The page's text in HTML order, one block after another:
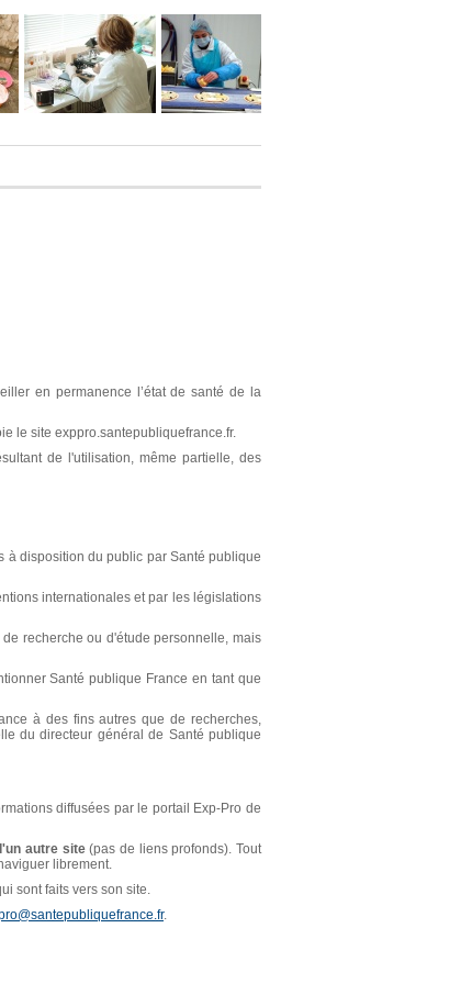
en permanence l’état de santé de la
le site exppro.santepubliquefrance.fr.
de l'utilisation, même partielle, des
à disposition du public par Santé publique
internationales et par les législations
recherche ou d'étude personnelle, mais
Santé publique France en tant que
à des fins autres que de recherches,
du directeur général de Santé publique
diffusées par le portail Exp-Pro de
autre site(pas de liens profonds). Tout
librement.
sont faits vers son site.
.